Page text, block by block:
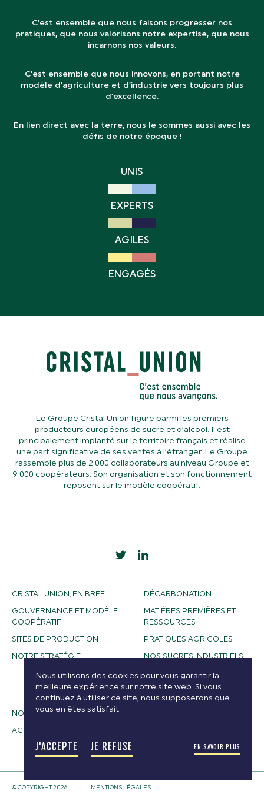
C’est ensemble que nous faisons progresser nos
pratiques, que nous valorisons notre expertise, que nous
incarnons nos valeurs.
C’est ensemble que nous innovons, en portant notre
modèle d’agriculture et d’industrie vers toujours plus
d’excellence.
En lien direct avec la terre, nous le sommes aussi avec les
défis de notre époque !
UNIS
EXPERTS
AGILES
ENGAGÉS
Le Groupe Cristal Union figure parmi les premiers
producteurs européens de sucre et d’alcool. Il est
principalement implanté sur le territoire français et réalise
une part significative de ses ventes à l’étranger. Le Groupe
rassemble plus de 2 000 collaborateurs au niveau Groupe et
9 000 coopérateurs. Son organisation et son fonctionnement
reposent sur le modèle coopératif.
CRISTAL UNION, EN BREF
GOUVERNANCE ET MODÈLE
COOPÉRATIF
SITES DE PRODUCTION
NOTRE STRATÉGIE
DÉCARBONATION
MATIÈRES PREMIÈRES ET
RESSOURCES
PRATIQUES AGRICOLES
NOS SUCRES INDUSTRIELS
NOS ALCOOLS
BIOETHANOL
NOS MÉTIERS
ACTUALITÉS
© COPYRIGHT 2026 MENTIONS LÉGALES
Nous utilisons des cookies pour vous garantir la
meilleure expérience sur notre site web. Si vous
continuez à utiliser ce site, nous supposerons que
vous en êtes satisfait.
J'ACCEPTE JE REFUSE EN SAVOIR PLUS